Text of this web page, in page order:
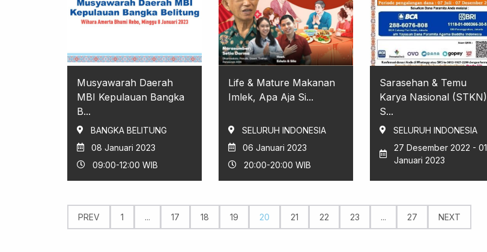
Musyawarah Daerah
MBI Kepulauan Bangka
B...
BANGKA BELITUNG
08 Januari 2023
09:00-12:00 WIB
Life & Mature Makanan
Imlek, Apa Aja Si...
SELURUH INDONESIA
06 Januari 2023
20:00-20:00 WIB
Sarasehan & Temu
Karya Nasional (STKN)
S...
SELURUH INDONESIA
27 Desember 2022 - 01
Januari 2023
PREV 1 ... 17 18 19 20 21 22 23 ... 27 NEXT